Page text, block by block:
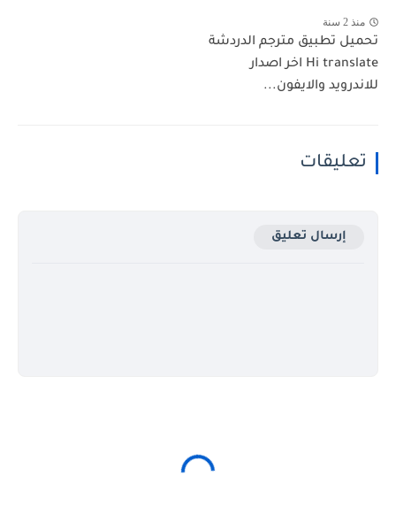
منذ 2 سنة
تحميل تطبيق مترجم الدردشة
Hi translate اخر اصدار
للاندرويد والايفون...
تعليقات
إرسال تعليق